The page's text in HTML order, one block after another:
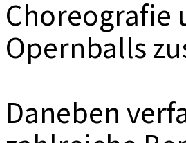
Choreografie
Opernballs
Daneben